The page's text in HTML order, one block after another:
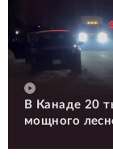
В Канаде 20
мощного